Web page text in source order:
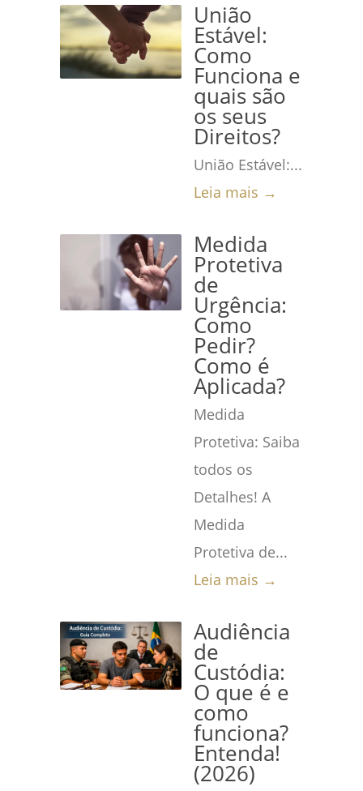
União
Estável:
Como
Funciona e
quais são
os seus
Direitos?
União Estável:...
Leia mais →
Medida
Protetiva
de
Urgência:
Como
Pedir?
Como é
Aplicada?
Medida
Protetiva: Saiba
todos os
Detalhes! A
Medida
Protetiva de...
Leia mais →
Audiência
de
Custódia:
O que é e
como
funciona?
Entenda!
(2026)